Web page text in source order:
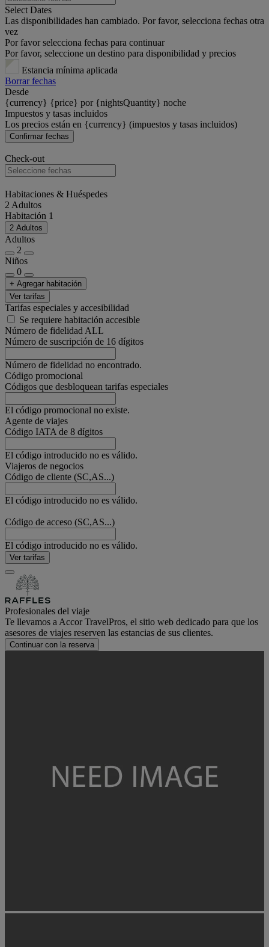
Select Dates
Las disponibilidades han cambiado. Por favor, selecciona fechas otra
vez
Por favor selecciona fechas para continuar
Por favor, seleccione un destino para disponibilidad y precios
Estancia mínima aplicada
Borrar fechas
Desde
{currency} {price} por {nightsQuantity} noche
Impuestos y tasas incluidos
Los precios están en {currency} (impuestos y tasas incluidos)
Confirmar fechas
Check-out
Habitaciones & Huéspedes
2 Adultos
Habitación 1
2 Adultos
Adultos
2
Niños
0
+ Agregar habitación
Ver tarifas
Tarifas especiales y accesibilidad
Se requiere habitación accesible
Número de fidelidad ALL
Número de suscripción de 16 dígitos
Número de fidelidad no encontrado.
Código promocional
Códigos que desbloquean tarifas especiales
El código promocional no existe.
Agente de viajes
Código IATA de 8 dígitos
El código introducido no es válido.
Viajeros de negocios
Código de cliente (SC,AS...)
El código introducido no es válido.
Código de acceso (SC,AS...)
El código introducido no es válido.
Ver tarifas
Profesionales del viaje
Te llevamos a Accor TravelPros, el sitio web dedicado para que los
asesores de viajes reserven las estancias de sus clientes.
Continuar con la reserva